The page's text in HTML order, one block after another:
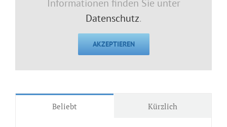
Informationen finden Sie unter
Datenschutz.
AKZEPTIEREN
Beliebt Kürzlich